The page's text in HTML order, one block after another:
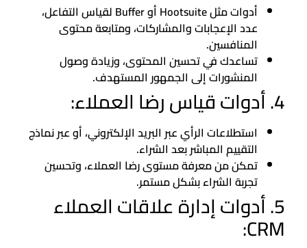
أدوات مثل Hootsuite أو Buffer لقياس التفاعل،
عدد الإعجابات والمشاركات، ومتابعة محتوى
المنافسين.
تساعدك في تحسين المحتوى، وزيادة وصول
المنشورات إلى الجمهور المستهدف.
4. أدوات قياس رضا العملاء:
استطلاعات الرأي عبر البريد الإلكتروني، أو عبر نماذج
التقييم المباشر بعد الشراء.
تمكن من معرفة مستوى رضا العملاء، وتحسين
تجربة الشراء بشكل مستمر.
5. أدوات إدارة علاقات العملاء
CRM: